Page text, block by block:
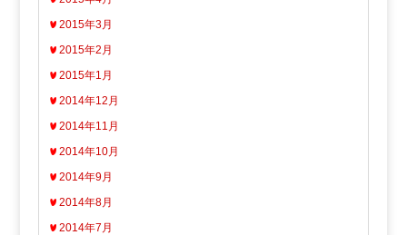
2015年3月
2015年2月
2015年1月
2014年12月
2014年11月
2014年10月
2014年9月
2014年8月
2014年7月